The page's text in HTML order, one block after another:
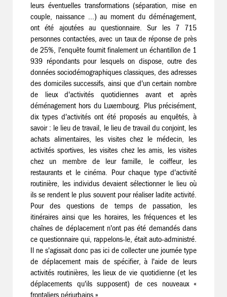
leurs éventuelles transformations (séparation, mise en
couple, naissance ...) au moment du déménagement,
ont été ajoutées au questionnaire. Sur les 7 715
personnes contactées, avec un taux de réponse de près
de 25%, l'enquête fournit finalement un échantillon de 1
939 répondants pour lesquels on dispose, outre des
données sociodémographiques classiques, des adresses
des domiciles successifs, ainsi que d'un certain nombre
de lieux d'activités quotidiennes avant et après
déménagement hors du Luxembourg. Plus précisément,
dix types d'activités ont été proposés au enquêtés, à
savoir : le lieu de travail, le lieu de travail du conjoint, les
achats alimentaires, les visites chez le médecin, les
activités sportives, les visites chez les amis, les visites
chez un membre de leur famille, le coiffeur, les
restaurants et le cinéma. Pour chaque type d'activité
routinière, les individus devaient sélectionner le lieu où
ils se rendent le plus souvent pour réaliser ladite activité.
Pour des questions de temps de passation, les
itinéraires ainsi que les horaires, les fréquences et les
chaînes de déplacement n'ont pas été demandés dans
ce questionnaire qui, rappelons-le, était auto-administré.
Il ne s'agissait donc pas ici de collecter une journée type
de déplacement mais de spécifier, à l'aide de leurs
activités routinières, les lieux de vie quotidienne (et les
déplacements qu'ils supposent) de ces nouveaux «
frontaliers périurbains ».